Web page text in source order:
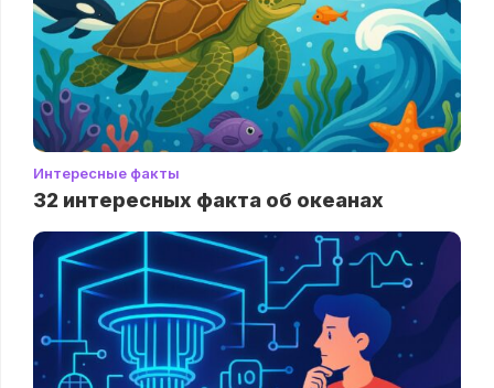
Интересные факты
32 интересных факта об океанах